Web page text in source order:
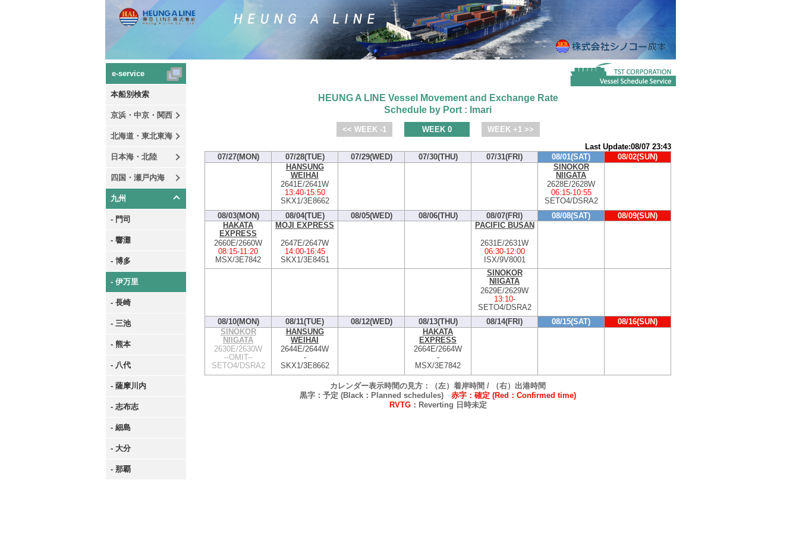
e-service
本船別検索
京浜・中京・関西
北海道・東北東海
日本海・北陸
四国・瀬戸内海
九州
- 門司
- 響灘
- 博多
- 伊万里
- 長崎
- 三池
- 熊本
- 八代
- 薩摩川内
- 志布志
- 細島
- 大分
- 那覇
HEUNG A LINE Vessel Movement and Exchange Rate
Schedule by Port : Imari
<< WEEK -1 WEEK 0
WEEK +1 >>
Last Update:08/07 23:43
07/27(MON)
07/28(TUE) 07/29(WED) 07/30(THU) 07/31(FRI) 08/01(SAT)
08/02(SUN)
HANSUNG
WEIHAI
2641E/2641W
13:40-15:50
SKX1/3E8662
SINOKOR
NIIGATA
2628E/2628W
06:15-10:55
SETO4/DSRA2
08/03(MON)
08/04(TUE) 08/05(WED) 08/06(THU) 08/07(FRI) 08/08(SAT)
08/09(SUN)
HAKATA
EXPRESS
2660E/2660W
08:15-11:20
MSX/3E7842
MOJI EXPRESS
2647E/2647W
14:00-16:45
SKX1/3E8451
PACIFIC BUSAN
2631E/2631W
06:30-12:00
ISX/9V8001
SINOKOR
NIIGATA
2629E/2629W
13:10-
SETO4/DSRA2
08/10(MON)
08/11(TUE) 08/12(WED) 08/13(THU) 08/14(FRI) 08/15(SAT)
08/16(SUN)
SINOKOR
NIIGATA
2630E/2630W
--OMIT--
SETO4/DSRA2
HANSUNG
WEIHAI
2644E/2644W
-
SKX1/3E8662
HAKATA
EXPRESS
2664E/2664W
-
MSX/3E7842
カレンダー表示時間の見方：（左）着岸時間 / （右）出港時間
黒字：予定 (Black：Planned schedules) 赤字：確定 (Red：Confirmed time)
RVTG：Reverting 日時未定